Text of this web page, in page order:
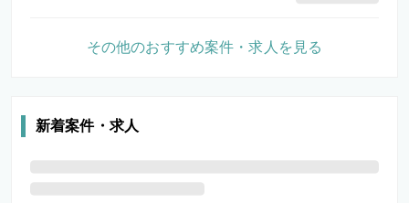
その他のおすすめ案件・求人を見る
新着案件・求人